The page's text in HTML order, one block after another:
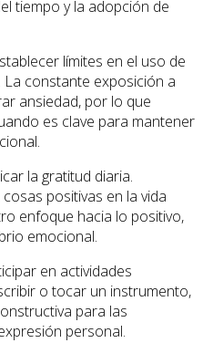
tiempo y la adopción de
límites en el uso de
constante exposición a
ansiedad, por lo que
es clave para mantener
la gratitud diaria.
positivas en la vida
enfoque hacia lo positivo,
emocional.
en actividades
o tocar un instrumento,
para las
personal.